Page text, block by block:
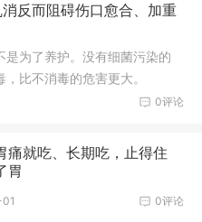
反而阻碍伤口愈合、加重
为了养护。没有细菌污染的
比不消毒的危害更大。
0评论
痛就吃、长期吃，止得住
胃
0评论